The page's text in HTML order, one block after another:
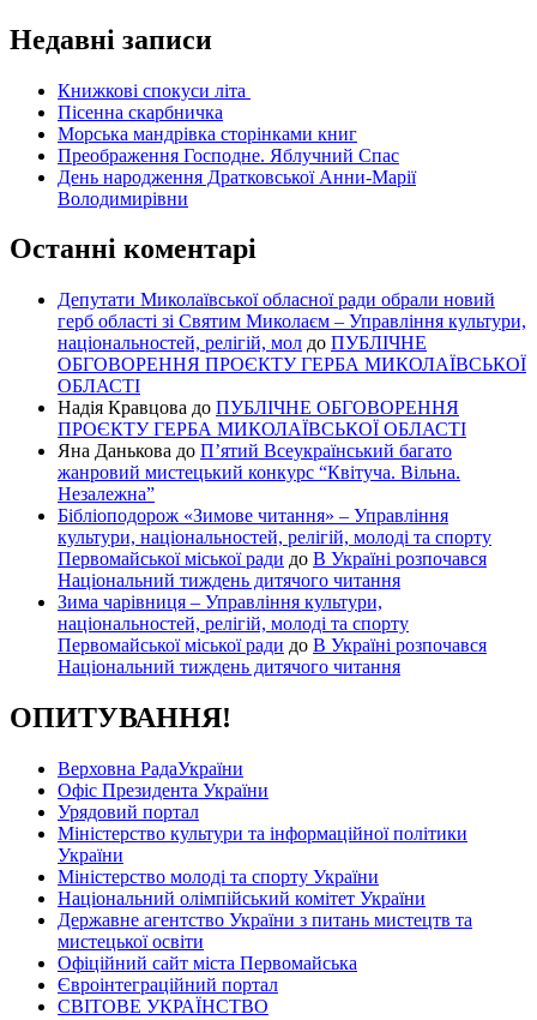
Недавні записи
Книжкові спокуси літа
Пісенна скарбничка
Морська мандрівка сторінками книг
Преображення Господне. Яблучний Спас
День народження Дратковської Анни-Марії
Володимирівни
Останні коментарі
Депутати Миколаївської обласної ради обрали новий
герб області зі Святим Миколаєм – Управління культури,
національностей, релігій, мол до ПУБЛІЧНЕ
ОБГОВОРЕННЯ ПРОЄКТУ ГЕРБА МИКОЛАЇВСЬКОЇ
ОБЛАСТІ
Надія Кравцова до ПУБЛІЧНЕ ОБГОВОРЕННЯ
ПРОЄКТУ ГЕРБА МИКОЛАЇВСЬКОЇ ОБЛАСТІ
Яна Данькова до П’ятий Всеукраїнський багато
жанровий мистецький конкурс “Квітуча. Вільна.
Незалежна”
Бібліоподорож «Зимове читання» – Управління
культури, національностей, релігій, молоді та спорту
Первомайської міської ради до В Україні розпочався
Національний тиждень дитячого читання
Зима чарівниця – Управління культури,
національностей, релігій, молоді та спорту
Первомайської міської ради до В Україні розпочався
Національний тиждень дитячого читання
ОПИТУВАННЯ!
Верховна РадаУкраїни
Офіс Президента України
Урядовий портал
Міністерство культури та інформаційної політики
України
Міністерство молоді та спорту України
Національний олімпійський комітет України
Державне агентство України з питань мистецтв та
мистецької освіти
Офіційний сайт міста Первомайська
Євроінтеграційний портал
СВІТОВЕ УКРАЇНСТВО